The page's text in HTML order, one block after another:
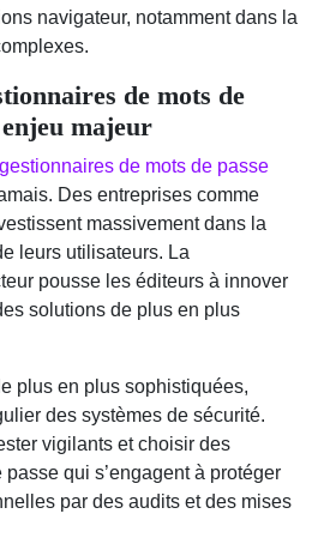
navigateur, notamment dans la
de mots de
majeur
de mots de passe
Des entreprises comme
massivement dans la
leurs utilisateurs. La
pousse les éditeurs à innover
solutions de plus en plus
plus en plus sophistiquées,
des systèmes de sécurité.
vigilants et choisir des
qui s’engagent à protéger
par des audits et des mises